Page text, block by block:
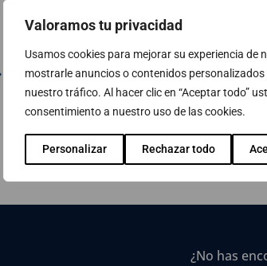
Valoramos tu privacidad
Usamos cookies para mejorar su experiencia de
mostrarle anuncios o contenidos
nuestro tráfico. Al hacer clic en “Aceptar todo”
consentimiento a nuestro uso de las cookies.
Personalizar Rechazar todo
el cas d’èxit complet
¿No has